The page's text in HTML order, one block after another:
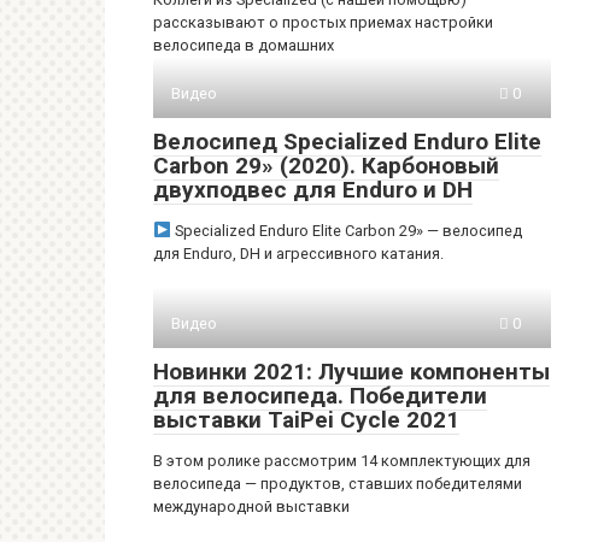
рассказывают о простых приемах настройки
велосипеда в домашних
Видео 0
Велосипед Specialized Enduro Elite
Carbon 29» (2020). Карбоновый
двухподвес для Enduro и DH
Specialized Enduro Elite Carbon 29» — велосипед
для Enduro, DH и агрессивного катания.
Видео 0
Новинки 2021: Лучшие компоненты
для велосипеда. Победители
выставки TaiPei Cycle 2021
В этом ролике рассмотрим 14 комплектующих для
велосипеда — продуктов, ставших победителями
международной выставки